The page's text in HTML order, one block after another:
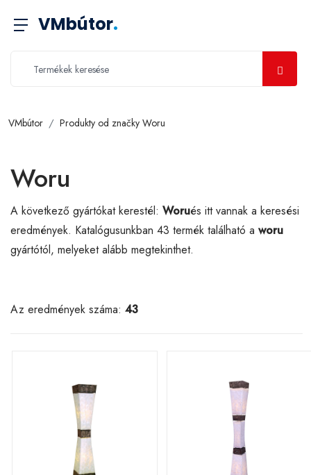
VMbútor.
VMbútor Produkty od značky Woru
Woru
A következő gyártókat kerestél: Worués itt vannak a keresési
eredmények. Katalógusunkban 43 termék található a woru
gyártótól, melyeket alább megtekinthet.
Az eredmények száma: 43